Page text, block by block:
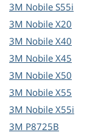
3M Nobile S55i
3M Nobile X20
3M Nobile X40
3M Nobile X45
3M Nobile X50
3M Nobile X55
3M Nobile X55i
3M P8725B